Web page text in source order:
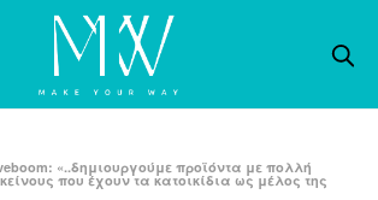
«..δημιουργούμε προϊόντα με πολλή
που έχουν τα κατοικίδια ως μέλος της